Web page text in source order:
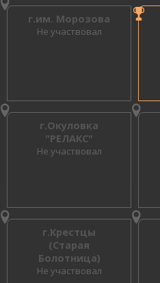
г.им. Морозова
Не участвовал
г.Окуловка
"РЕЛАКС"
Не участвовал
г.Крестцы
(Старая
Болотница)
Не участвовал